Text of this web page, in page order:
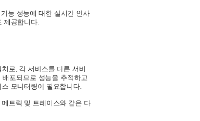
능 성능에 대한 실시간 인사
제공합니다.
로
각 서비스를 다른 서비
포되므로 성능을 추적하고
모니터링이 필요합니다
메트릭 및 트레이스와 같은 다